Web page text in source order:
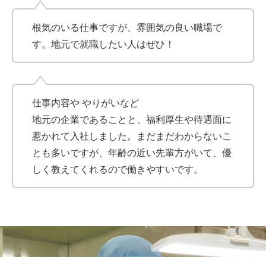
根気のいる仕事ですが、雰囲気の良い職場で
す。地元で就職したい人はぜひ！
仕事内容や やりがいなど
地元の企業であることと、福利厚生や待遇面に
惹かれて入社しました。まだまだわからないこ
とも多いですが、年齢の近い先輩方がいて、優
しく教えてくれるので働きやすいです。